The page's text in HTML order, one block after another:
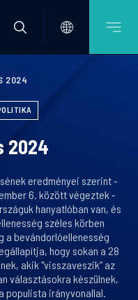
2024
2024
eredményei szerint -
6. között végeztek -
hanyatlóban van, és
széles körben
a bevándorlóellenesség
hogy sokan a 28
akik "visszaveszik” az
választásokra készülnek,
populista irányvonallal.